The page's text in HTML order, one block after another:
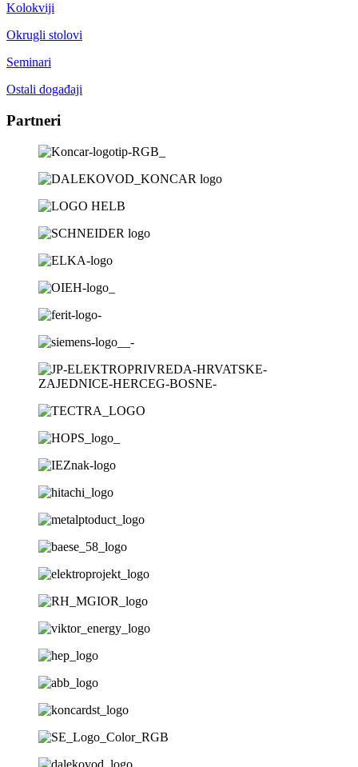
Kolokviji
Okrugli stolovi
Seminari
Ostali događaji
Partneri